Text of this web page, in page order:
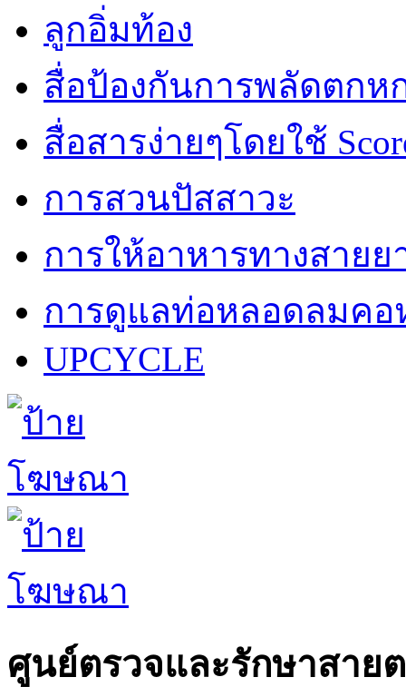
ลูกอิ่มท้อง
สื่อป้องกันการพลัดตกห
สื่อสารง่ายๆโดยใช้
การสวนปัสสาวะ
การให้อาหารทางสายย
การดูแลท่อหลอดลมคอ
UPCYCLE
ศูนย์ตรวจและรักษาสาย